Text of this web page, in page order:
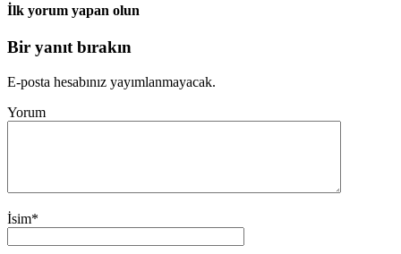
İlk yorum yapan olun
Bir yanıt bırakın
E-posta hesabınız yayımlanmayacak.
Yorum
İsim*